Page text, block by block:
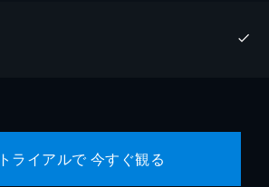
ライアルで 今すぐ観る